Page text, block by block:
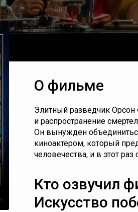
О фильме
Элитный разведчик Орсон
и распространение
Он вынужден
киноактёром, который
человечества, и в этот
Кто озвучил
Искусство